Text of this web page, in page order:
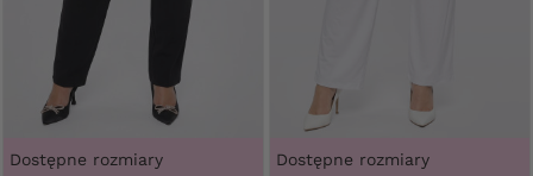
Dostępne rozmiary Dostępne rozmiary